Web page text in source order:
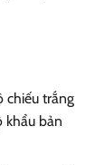
chiếu trắng
khẩu bản